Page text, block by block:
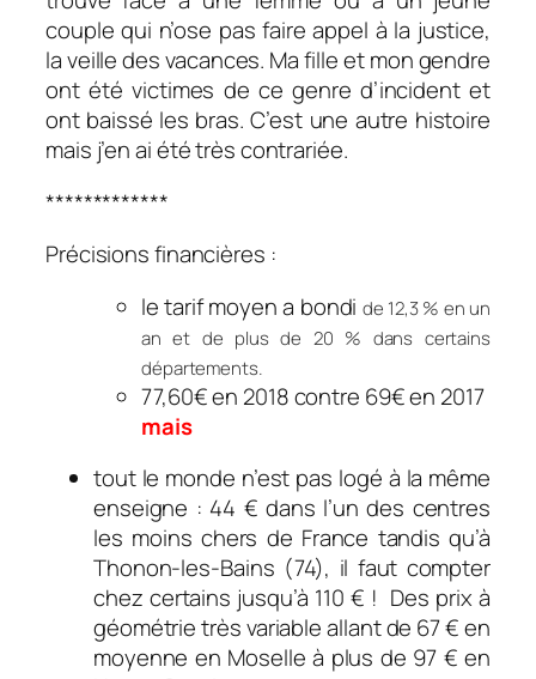
couple qui n’ose pas faire appel à la justice,
la veille des vacances. Ma fille et mon gendre
ont été victimes de ce genre d’incident et
ont baissé les bras. C’est une autre histoire
mais j’en ai été très contrariée.
*************
Précisions financières :
le tarif moyen a bondi de 12,3 % en un
an et de plus de 20 % dans certains
départements.
77,60€ en 2018 contre 69€ en 2017
mais
tout le monde n’est pas logé à la même
enseigne : 44 € dans l’un des centres
les moins chers de France tandis qu’à
Thonon-les-Bains (74), il faut compter
chez certains jusqu’à 110 € ! Des prix à
géométrie très variable allant de 67 € en
moyenne en Moselle à plus de 97 € en